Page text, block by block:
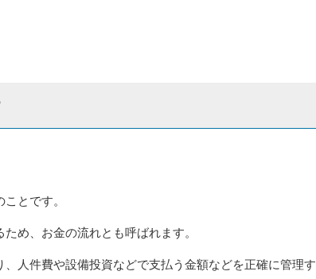
とです。
め、お金の流れとも呼ばれます。
人件費や設備投資などで支払う金額などを正確に管理す